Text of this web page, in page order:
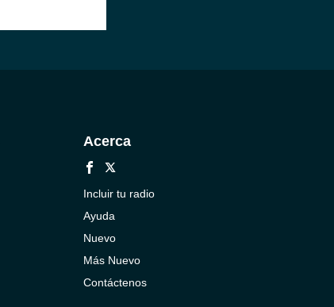
Acerca
Incluir tu radio
Ayuda
Nuevo
Más Nuevo
Contáctenos